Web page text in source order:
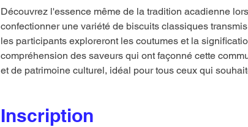
Découvrez l'essence même de la tradition acadienne
confectionner une variété de biscuits classiques
les participants exploreront les coutumes et la
compréhension des saveurs qui ont façonné cette
et de patrimoine culturel, idéal pour tous ceux qui
Inscription